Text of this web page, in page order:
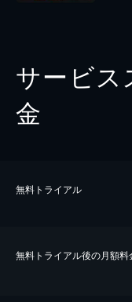
サービス
金
無料トライアル
無料トライアル後の⽉額料